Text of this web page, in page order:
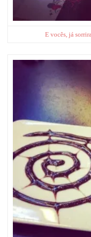
E vocês, já